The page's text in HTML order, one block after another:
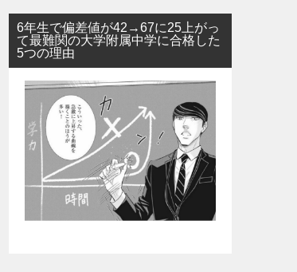
6年生で偏差値が42→67に25上がっ
て最難関の大学附属中学に合格した
5つの理由